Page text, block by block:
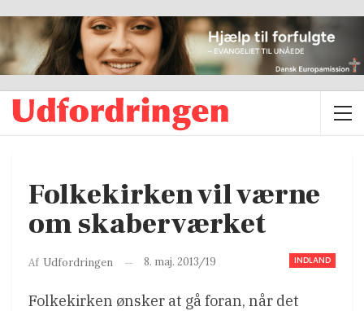
Folkekirken vil værne
om skaberværket
INDLAND
Af Udfordringen 8. maj. 2013/19
Folkekirken ønsker at gå foran, når det